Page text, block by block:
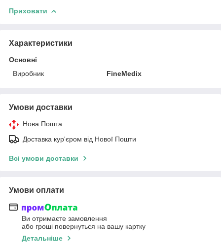
Приховати
Характеристики
Основні
Виробник
FineMedix
Умови доставки
Нова Пошта
Доставка кур'єром від Нової Пошти
Всі умови доставки
Умови оплати
Ви отримаєте замовлення
або гроші повернуться на вашу картку
Детальніше